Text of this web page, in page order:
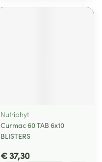
Nutriphyt
Curmac 60 TAB 6x10
BLISTERS
€ 37,30